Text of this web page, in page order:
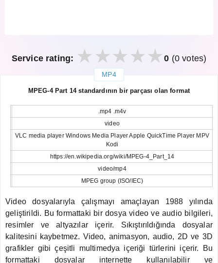
Service rating: 0 (0 votes)
MP4
MPEG-4 Part 14 standardının bir parçası olan format
.mp4 .m4v
video
VLC media player Windows Media Player Apple QuickTime Player MPV
Kodi
https://en.wikipedia.org/wiki/MPEG-4_Part_14
video/mp4
MPEG group (ISO/IEC)
Video dosyalarıyla çalışmayı amaçlayan 1988 yılında
geliştirildi. Bu formattaki bir dosya video ve audio bilgileri,
resimler ve altyazılar içerir. Sıkıştırıldığında dosyalar
kalitesini kaybetmez. Video, animasyon, audio, 2D ve 3D
grafikler gibi çeşitli multimedya içeriği türlerini içerir. Bu
formattaki dosyalar internette kullanılabilir ve